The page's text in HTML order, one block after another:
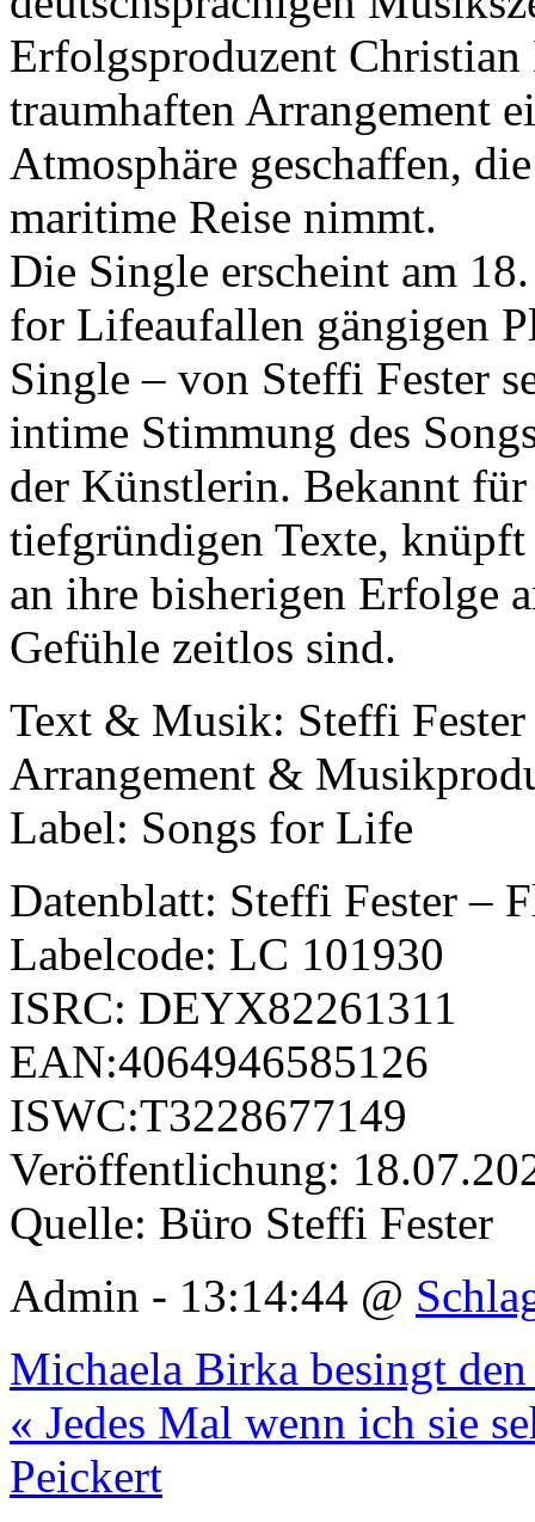
Erfolgsproduzent
traumhaften Arrangement
Atmosphäre geschaffen,
maritime Reise nimmt.
Die Single erscheint am
for Lifeaufallen gängigen
Single – von Steffi Fester
intime Stimmung des
der Künstlerin. Bekannt
tiefgründigen Texte,
an ihre bisherigen Erfolge
Gefühle zeitlos sind.
Text & Musik: Steffi Fester
Arrangement &
Label: Songs for Life
Datenblatt: Steffi Fester –
Labelcode: LC 101930
ISRC: DEYX82261311
EAN:4064946585126
ISWC:T3228677149
Veröffentlichung:
Quelle: Büro Steffi Fester
Admin - 13:14:44 @
Michaela Birka besingt den
« Jedes Mal wenn ich sie
Peickert